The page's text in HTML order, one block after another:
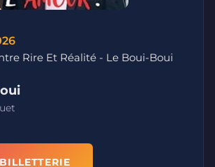
Rire Et Réalité - Le Boui-Boui